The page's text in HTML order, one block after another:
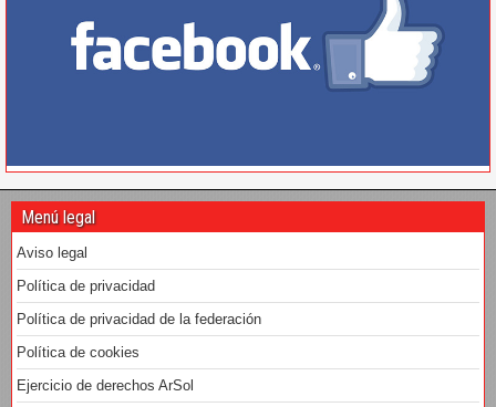
Menú legal
Aviso legal
Política de privacidad
Política de privacidad de la federación
Política de cookies
Ejercicio de derechos ArSol